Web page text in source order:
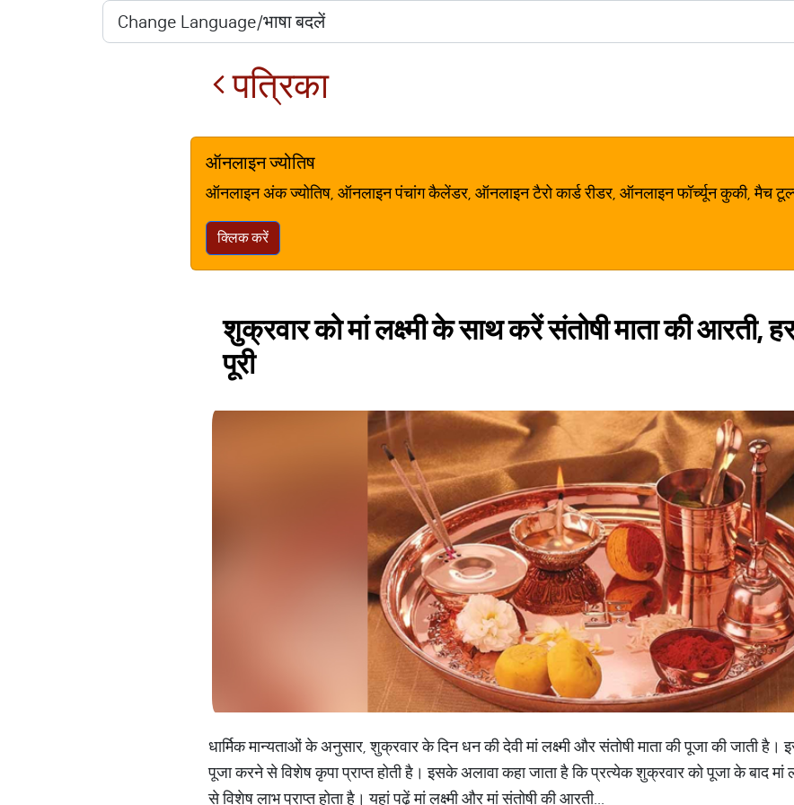
पत्रिका
ऑनलाइन ज्योतिष
ऑनलाइन अंक ज्योतिष, ऑनलाइन पंचांग कैलेंडर, ऑनलाइन टैरो कार्ड रीडर, ऑनलाइन फॉर्च्यून कुकी, मैच
क्लिक करें
शुक्रवार को मां लक्ष्मी के साथ करें संतोषी माता की आरती,
पूरी
धार्मिक मान्यताओं के अनुसार, शुक्रवार के दिन धन की देवी मां लक्ष्मी और संतोषी माता की पूजा की जाती है।
पूजा करने से विशेष कृपा प्राप्त होती है। इसके अलावा कहा जाता है कि प्रत्येक शुक्रवार को पूजा के बाद मां
से विशेष लाभ प्राप्त होता है। यहां पढ़ें मां लक्ष्मी और मां संतोषी की आरती...